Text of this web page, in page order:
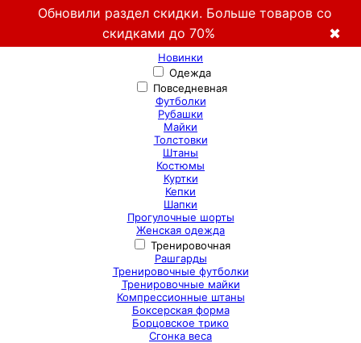
Обновили раздел скидки. Больше товаров со
скидками до 70%
✖
Новинки
Одежда
Повседневная
Футболки
Рубашки
Майки
Толстовки
Штаны
Костюмы
Куртки
Кепки
Шапки
Прогулочные шорты
Женская одежда
Тренировочная
Рашгарды
Тренировочные футболки
Тренировочные майки
Компрессионные штаны
Боксерская форма
Борцовское трико
Сгонка веса